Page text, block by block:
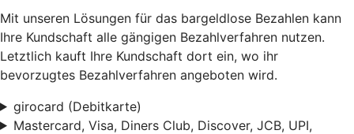
Mit unseren Lösungen für das bargeldlose Bezahlen kann
Ihre Kundschaft alle gängigen Bezahlverfahren nutzen.
Letztlich kauft Ihre Kundschaft dort ein, wo ihr
bevorzugtes Bezahlverfahren angeboten wird.
girocard (Debitkarte)
Mastercard, Visa, Diners Club, Discover, JCB, UPI,